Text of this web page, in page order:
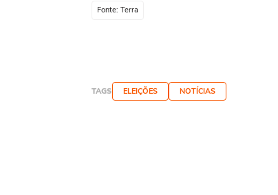
Fonte: Terra
TAGS ELEIÇÕES NOTÍCIAS